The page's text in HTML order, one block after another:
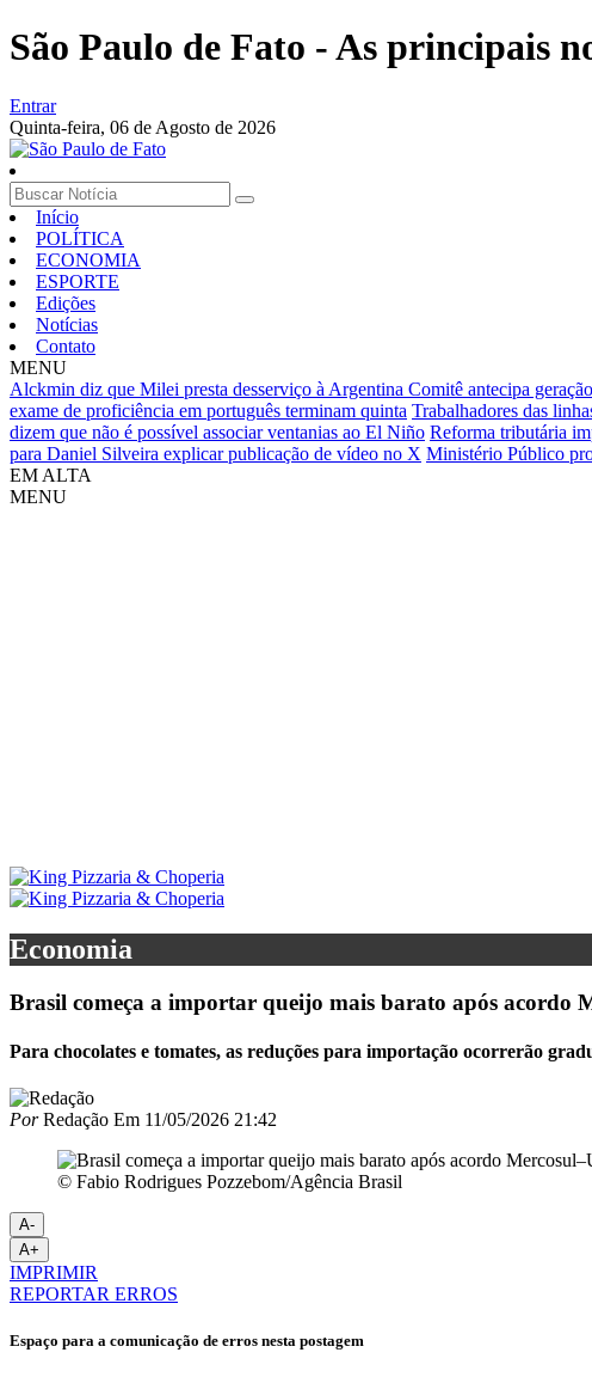
São Paulo de Fato - As principais
Entrar
Quinta-feira, 06 de Agosto de 2026
Início
POLÍTICA
ECONOMIA
ESPORTE
Edições
Notícias
Contato
MENU
Alckmin diz que Milei presta desserviço à Argentina Comitê antecipa
exame de proficiência em português terminam quinta Trabalhadores das
dizem que não é possível associar ventanias ao El Niño Reforma tributária
para Daniel Silveira explicar publicação de vídeo no X Ministério Público
EM ALTA
MENU
Economia
Brasil começa a importar queijo mais barato após acordo
Para chocolates e tomates, as reduções para importação ocorrerão
PorRedação Em 11/05/2026 21:42
© Fabio Rodrigues Pozzebom/Agência Brasil
A-
A+
IMPRIMIR
REPORTAR ERROS
Espaço para a comunicação de erros nesta postagem